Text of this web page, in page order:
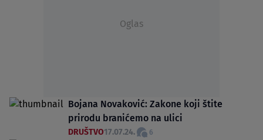
Oglas
Bojana Novaković: Zakone koji štite
prirodu branićemo na ulici
DRUŠTVO17.07.24. 6